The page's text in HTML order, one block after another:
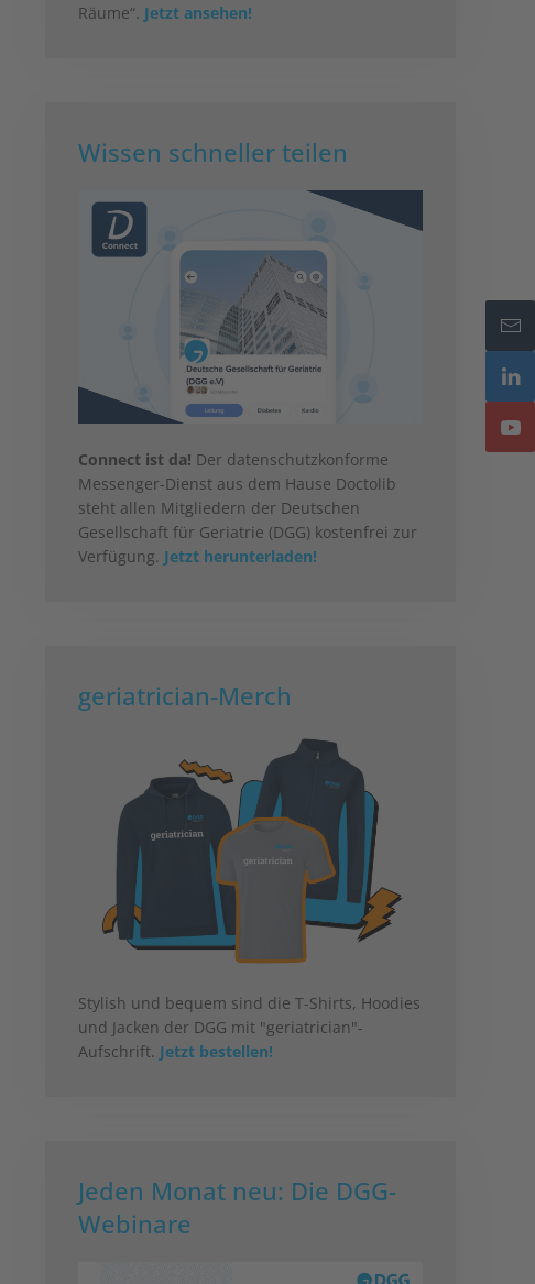
Räume“. Jetzt ansehen!
Wissen schneller teilen
Connect ist da! Der datenschutzkonforme
Messenger-Dienst aus dem Hause Doctolib
steht allen Mitgliedern der Deutschen
Gesellschaft für Geriatrie (DGG) kostenfrei zur
Verfügung. Jetzt herunterladen!
geriatrician-Merch
Stylish und bequem sind die T-Shirts, Hoodies
und Jacken der DGG mit "geriatrician"-
Aufschrift. Jetzt bestellen!
Jeden Monat neu: Die DGG-
Webinare